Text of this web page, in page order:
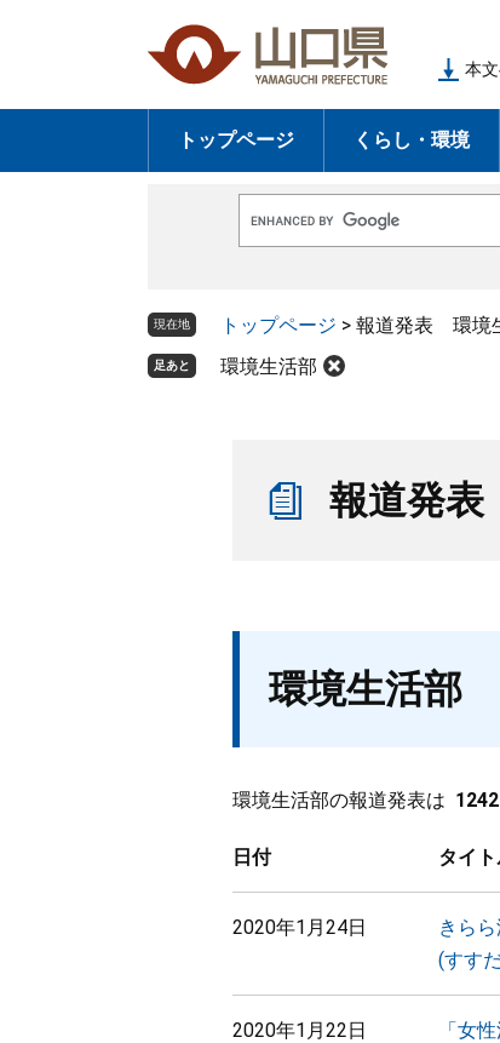
の
頭
ー
飛
本
トップページ くらし・環境
o
e
ス
現在地 トップページ > 報道発表 環境
足あと 環境生活部
報道発表
環境生活部
環境生活部の報道発表は 1242
日付 タイ
2020年1月24日
きら
(すす
2020年1月22日
「女